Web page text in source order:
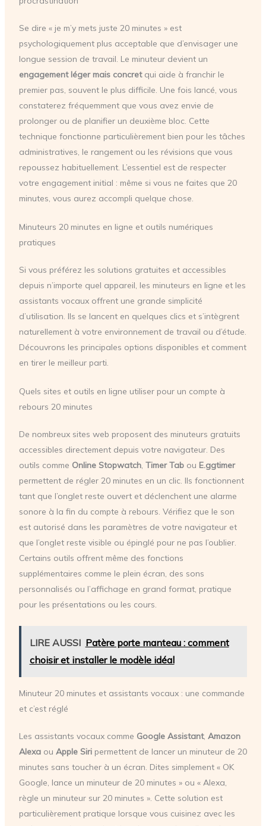
Se dire « je m’y mets juste 20 minutes » est
psychologiquement plus acceptable que d’envisager une
longue session de travail. Le minuteur devient un
engagement léger mais concretqui aide à franchir le
premier pas, souvent le plus difficile. Une fois lancé, vous
constaterez fréquemment que vous avez envie de
prolonger ou de planifier un deuxième bloc. Cette
technique fonctionne particulièrement bien pour les tâches
administratives, le rangement ou les révisions que vous
repoussez habituellement. L’essentiel est de respecter
votre engagement initial : même si vous ne faites que 20
minutes, vous aurez accompli quelque chose.
Minuteurs 20 minutes en ligne et outils numériques
pratiques
Si vous préférez les solutions gratuites et accessibles
depuis n’importe quel appareil, les minuteurs en ligne et les
assistants vocaux offrent une grande simplicité
d’utilisation. Ils se lancent en quelques clics et s’intègrent
naturellement à votre environnement de travail ou d’étude.
Découvrons les principales options disponibles et comment
en tirer le meilleur parti.
Quels sites et outils en ligne utiliser pour un compte à
rebours 20 minutes
De nombreux sites web proposent des minuteurs gratuits
accessibles directement depuis votre navigateur. Des
outils comme Online Stopwatch, Timer Tabou E.ggtimer
permettent de régler 20 minutes en un clic. Ils fonctionnent
tant que l’onglet reste ouvert et déclenchent une alarme
sonore à la fin du compte à rebours. Vérifiez que le son
est autorisé dans les paramètres de votre navigateur et
que l’onglet reste visible ou épinglé pour ne pas l’oublier.
Certains outils offrent même des fonctions
supplémentaires comme le plein écran, des sons
personnalisés ou l’affichage en grand format, pratique
pour les présentations ou les cours.
LIRE AUSSI Patère porte manteau : comment
choisir et installer le modèle idéal
Minuteur 20 minutes et assistants vocaux : une commande
et c’est réglé
Les assistants vocaux comme Google Assistant, Amazon
Alexaou Apple Siripermettent de lancer un minuteur de 20
minutes sans toucher à un écran. Dites simplement « OK
Google, lance un minuteur de 20 minutes » ou « Alexa,
règle un minuteur sur 20 minutes ». Cette solution est
particulièrement pratique lorsque vous cuisinez avec les